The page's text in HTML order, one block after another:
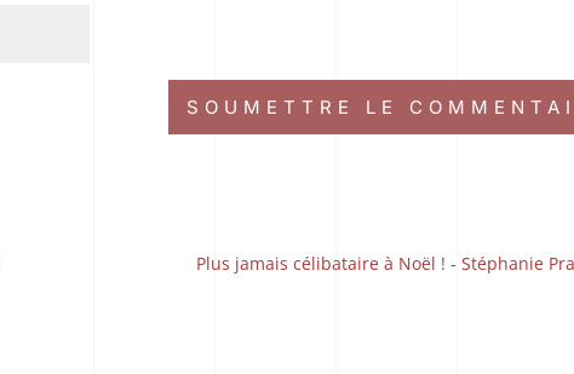
SOUMETTRE LE
Plus jamais célibataire à Noël ! - Stéphanie